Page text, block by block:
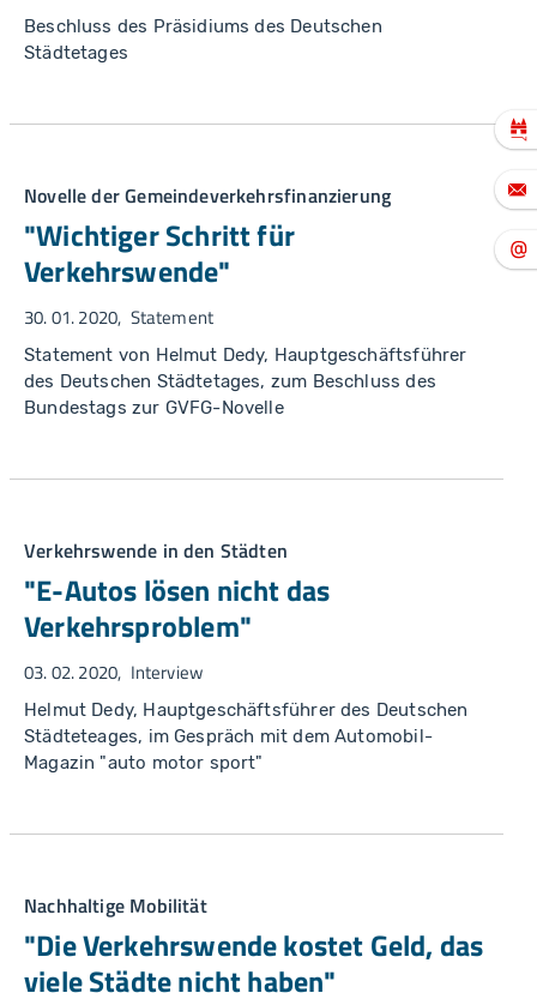
Beschluss des Präsidiums des Deutschen
Städtetages
Novelle der Gemeindeverkehrsfinanzierung
"Wichtiger Schritt für
Verkehrswende"
30. 01. 2020 Statement
Statement von Helmut Dedy, Hauptgeschäftsführer
des Deutschen Städtetages, zum Beschluss des
Bundestags zur GVFG-Novelle
Verkehrswende in den Städten
"E-Autos lösen nicht das
Verkehrsproblem"
03. 02. 2020 Interview
Helmut Dedy, Hauptgeschäftsführer des Deutschen
Städteteages, im Gespräch mit dem Automobil-
Magazin "auto motor sport"
Nachhaltige Mobilität
"Die Verkehrswende kostet Geld, das
viele Städte nicht haben"